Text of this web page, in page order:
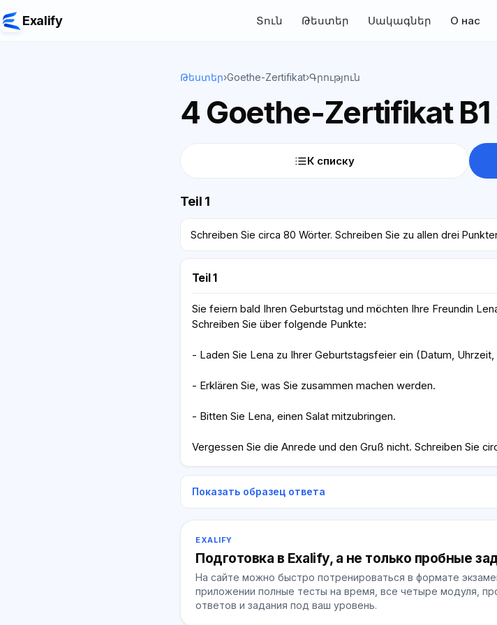
Exalify Տուն Թեստեր Սակագներ О нас
Թեստեր›Goethe-Zertifikat›Գրություն
4 Goethe-Zertifikat
К списку
Teil 1
Schreiben Sie circa 80 Wörter. Schreiben Sie zu allen drei
Teil 1
Sie feiern bald Ihren Geburtstag und möchten Ihre Freundin
Schreiben Sie über folgende Punkte:
- Laden Sie Lena zu Ihrer Geburtstagsfeier ein (Datum, Uhrzeit,
- Erklären Sie, was Sie zusammen machen werden.
- Bitten Sie Lena, einen Salat mitzubringen.
Vergessen Sie die Anrede und den Gruß nicht. Schreiben Sie
Показать образец ответа
EXALIFY
Подготовка в Exalify, а не только пробные
На сайте можно быстро потренироваться в формате
приложении полные тесты на время, все четыре модуля,
ответов и задания под ваш уровень.